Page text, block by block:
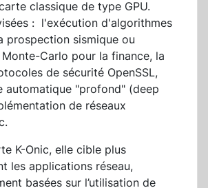
classique de type GPU.
: l'exécution d'algorithmes
prospection sismique ou
Carlo pour la finance, la
de sécurité OpenSSL,
automatique "profond" (deep
de réseaux
K-Onic, elle cible plus
les applications réseau,
basées sur l’utilisation de